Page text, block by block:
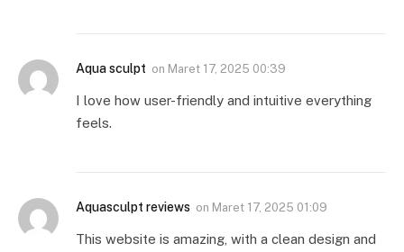
Aqua sculpt on Maret 17, 2025 00:39
I love how user-friendly and intuitive everything
feels.
Aquasculpt reviews on Maret 17, 2025 01:09
This website is amazing, with a clean design and